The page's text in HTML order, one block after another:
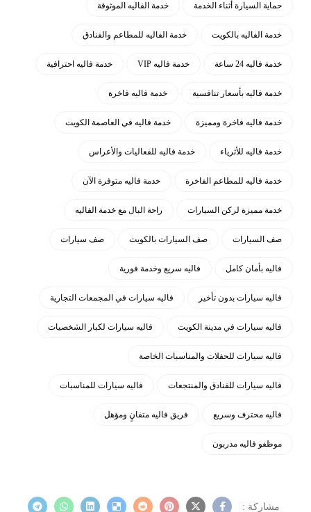
حماية السيارة أثناء الخدمة خدمة الفاليه الموثوقة
خدمة الفاليه بالكويت خدمة الفاليه للمطاعم والفنادق
خدمة فاليه 24 ساعة خدمة فاليه VIP خدمة فاليه احترافية
خدمة فاليه بأسعار تنافسية خدمة فاليه فاخرة
خدمة فاليه فاخرة ومميزة خدمة فاليه في العاصمة الكويت
خدمة فاليه للأثرياء خدمة فاليه للفعاليات والأعراس
خدمة فاليه للمطاعم الفاخرة خدمة فاليه متوفرة الآن
خدمة مميزة لركن السيارات راحة البال مع خدمة الفاليه
صف السيارات صف السيارات بالكويت صف سيارات
فاليه بأمان كامل فاليه سريع وخدمة فورية
فاليه سيارات بدون تأخير فاليه سيارات في المجمعات التجارية
فاليه سيارات في مدينة الكويت فاليه سيارات لكبار الشخصيات
فاليه سيارات للحفلات والمناسبات الخاصة
فاليه سيارات للفنادق والمنتجعات فاليه سيارات للمناسبات
فاليه محترف وسريع فريق فاليه متفانٍ ومؤهل
موظفو فاليه مدربون